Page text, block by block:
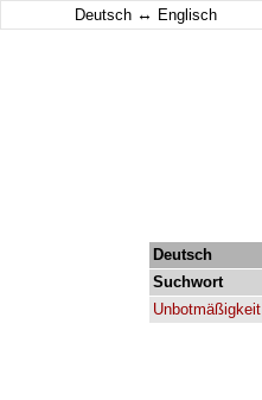
Deutsch ↔ Englisch
Deutsch
Suchwort
Unbotmäßigkeit